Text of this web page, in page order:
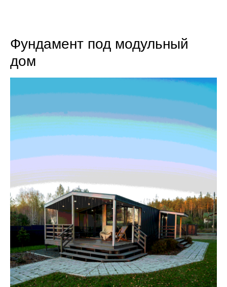
Фундамент под модульный
дом